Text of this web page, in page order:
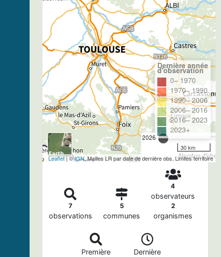
2026
Nombre
Dernière année
d'observation
0– 1970
1970– 1990
1990– 2006
2006– 2016
2016– 2023
2023+
30 km
Leaflet| ©IGN, Mailles LR par date de dernière obs, Limites territoire
7
observations
5
communes
4
observateurs
2
organismes
Première
Dernière